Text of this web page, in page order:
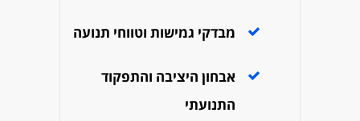
מבדקי גמישות וטווחי תנועה
אבחון היציבה והתפקוד
התנועתי